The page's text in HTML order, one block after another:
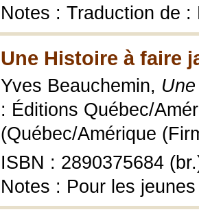
Notes : Traduction de :
Une Histoire à faire
Yves Beauchemin,
: Éditions Québec/
(Québec/Amérique
ISBN : 2890375684
Notes : Pour les